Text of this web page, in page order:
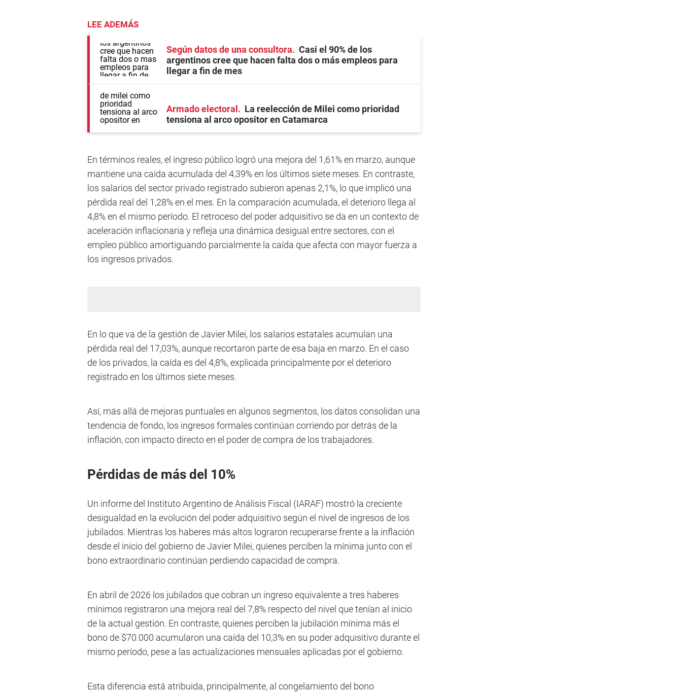
LEE ADEMÁS
Según datos de una consultora
Casi el 90% de los
argentinos cree que hacen falta dos o más empleos para
llegar a fin de mes
Armado electoral
La reelección de Milei como prioridad
tensiona al arco opositor en Catamarca
En términos reales, el ingreso público logró una mejora del 1,61% en marzo, aunque
mantiene una caída acumulada del 4,39% en los últimos siete meses. En contraste,
los salarios del sector privado registrado subieron apenas 2,1%, lo que implicó una
pérdida real del 1,28% en el mes. En la comparación acumulada, el deterioro llega al
4,8% en el mismo período. El retroceso del poder adquisitivo se da en un contexto de
aceleración inflacionaria y refleja una dinámica desigual entre sectores, con el
empleo público amortiguando parcialmente la caída que afecta con mayor fuerza a
los ingresos privados.
En lo que va de la gestión de Javier Milei, los salarios estatales acumulan una
pérdida real del 17,03%, aunque recortaron parte de esa baja en marzo. En el caso
de los privados, la caída es del 4,8%, explicada principalmente por el deterioro
registrado en los últimos siete meses.
Así, más allá de mejoras puntuales en algunos segmentos, los datos consolidan una
tendencia de fondo, los ingresos formales continúan corriendo por detrás de la
inflación, con impacto directo en el poder de compra de los trabajadores.
Pérdidas de más del 10%
Un informe del Instituto Argentino de Análisis Fiscal (IARAF) mostró la creciente
desigualdad en la evolución del poder adquisitivo según el nivel de ingresos de los
jubilados. Mientras los haberes más altos lograron recuperarse frente a la inflación
desde el inicio del gobierno de Javier Milei, quienes perciben la mínima junto con el
bono extraordinario continúan perdiendo capacidad de compra.
En abril de 2026 los jubilados que cobran un ingreso equivalente a tres haberes
mínimos registraron una mejora real del 7,8% respecto del nivel que tenían al inicio
de la actual gestión. En contraste, quienes perciben la jubilación mínima más el
bono de $70.000 acumularon una caída del 10,3% en su poder adquisitivo durante el
mismo período, pese a las actualizaciones mensuales aplicadas por el gobierno.
Esta diferencia está atribuida, principalmente, al congelamiento del bono